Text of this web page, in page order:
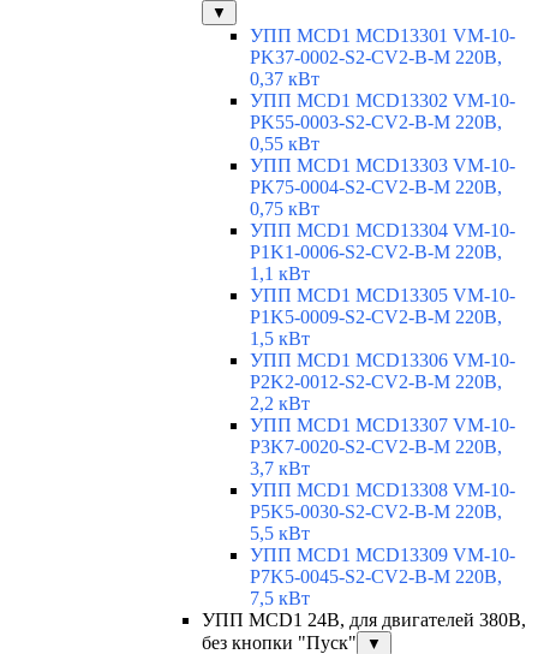
▼
УПП MCD1 MCD13301 VM-10-
PK37-0002-S2-CV2-B-M 220В,
0,37 кВт
УПП MCD1 MCD13302 VM-10-
PK55-0003-S2-CV2-B-M 220В,
0,55 кВт
УПП MCD1 MCD13303 VM-10-
PK75-0004-S2-CV2-B-M 220В,
0,75 кВт
УПП MCD1 MCD13304 VM-10-
P1K1-0006-S2-CV2-B-M 220В,
1,1 кВт
УПП MCD1 MCD13305 VM-10-
P1K5-0009-S2-CV2-B-M 220В,
1,5 кВт
УПП MCD1 MCD13306 VM-10-
P2K2-0012-S2-CV2-B-M 220В,
2,2 кВт
УПП MCD1 MCD13307 VM-10-
P3K7-0020-S2-CV2-B-M 220В,
3,7 кВт
УПП MCD1 MCD13308 VM-10-
P5K5-0030-S2-CV2-B-M 220В,
5,5 кВт
УПП MCD1 MCD13309 VM-10-
P7K5-0045-S2-CV2-B-M 220В,
7,5 кВт
УПП MCD1 24В, для двигателей 380В,
без кнопки "Пуск"
▼